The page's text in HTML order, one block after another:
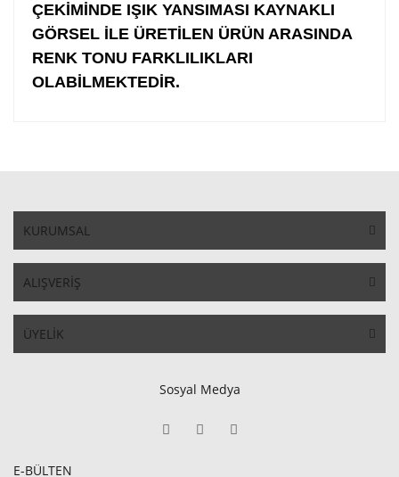
ÇEKİMİNDE IŞIK YANSIMASI KAYNAKLI
GÖRSEL İLE ÜRETİLEN ÜRÜN ARASINDA
RENK TONU FARKLILIKLARI
OLABİLMEKTEDİR.
KURUMSAL
ALIŞVERİŞ
ÜYELİK
Sosyal Medya
E-BÜLTEN